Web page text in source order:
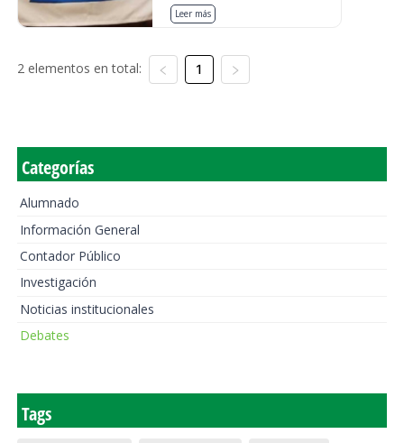
Leer más
2 elementos en total: 1
Categorías
Alumnado
Información General
Contador Público
Investigación
Noticias institucionales
Debates
Tags